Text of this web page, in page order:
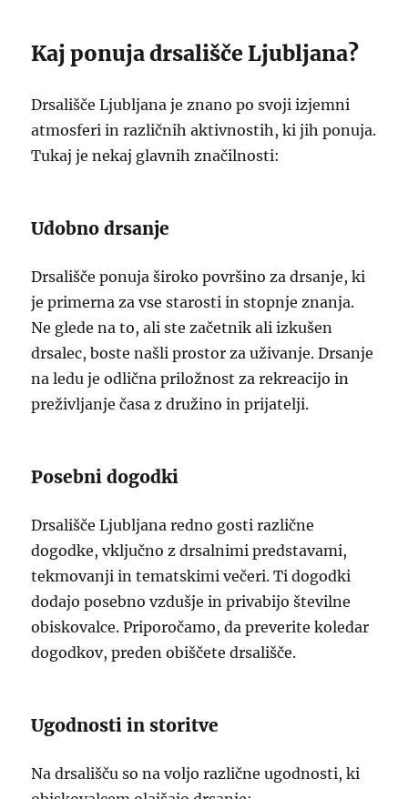
Kaj ponuja drsališče Ljubljana?
Drsališče Ljubljana je znano po svoji izjemni
atmosferi in različnih aktivnostih, ki jih ponuja.
Tukaj je nekaj glavnih značilnosti:
Udobno drsanje
Drsališče ponuja široko površino za drsanje, ki
je primerna za vse starosti in stopnje znanja.
Ne glede na to, ali ste začetnik ali izkušen
drsalec, boste našli prostor za uživanje. Drsanje
na ledu je odlična priložnost za rekreacijo in
preživljanje časa z družino in prijatelji.
Posebni dogodki
Drsališče Ljubljana redno gosti različne
dogodke, vključno z drsalnimi predstavami,
tekmovanji in tematskimi večeri. Ti dogodki
dodajo posebno vzdušje in privabijo številne
obiskovalce. Priporočamo, da preverite koledar
dogodkov, preden obiščete drsališče.
Ugodnosti in storitve
Na drsališču so na voljo različne ugodnosti, ki